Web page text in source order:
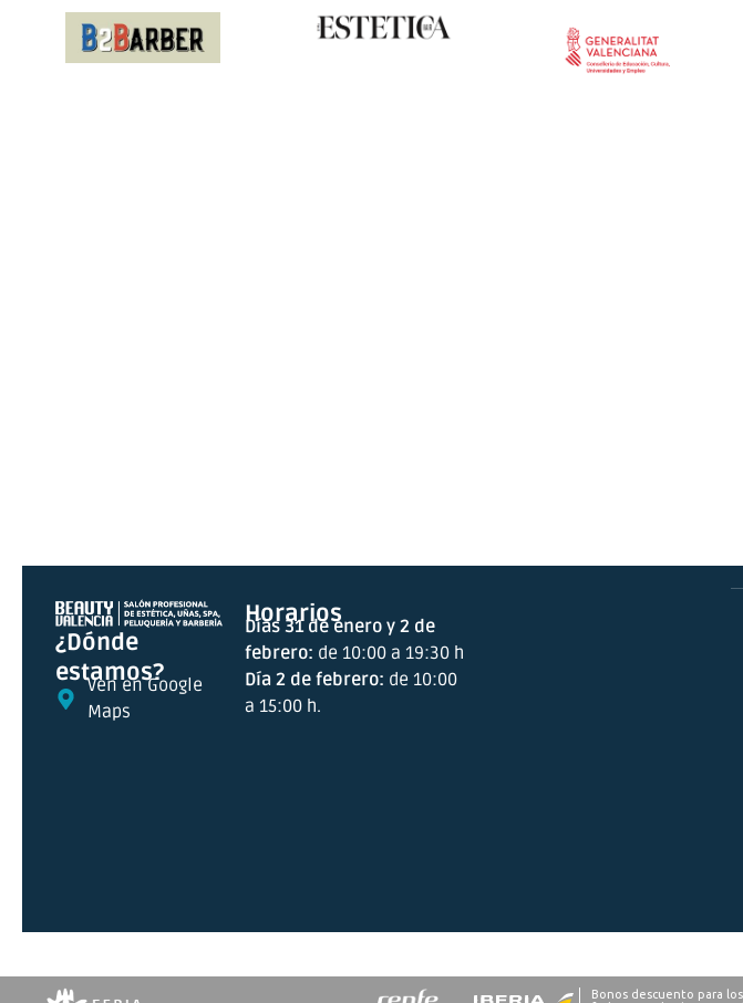
¿Dónde
estamos?
Ven en Google
Maps
Horarios
Días 31 de enero y 2 de
febrero: de 10:00 a 19:30 h
Día 2 de febrero: de 10:00
a 15:00 h.